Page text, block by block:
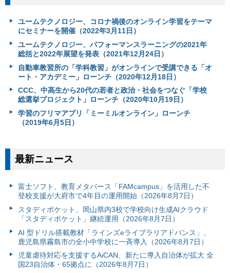
ユームテクノロジー、コロナ禍後のオンライン学習をテーマ
にセミナーを開催（2022年3月11日）
ユームテクノロジー、パフォーマンスラーニングの2021年
総括と2022年展望を発表（2021年12月24日）
自動車教習所の「学科教習」がオンラインで受講できる「オ
ート・アカデミー」ローンチ（2020年12月18日）
CCC、中高生から20代の若者と政治・社会をつなぐ「学校
総選挙プロジェクト」ローンチ（2020年10月19日）
学習のフリマアプリ「ミーミルオンライン」ローンチ
（2019年6月5日）
最新ニュース
富⼠ソフト、教育メタバース「FAMcampus」を活用した不
登校支援が大府市で4年目の運用開始（2026年8月7日）
スタディポケット、岡山県内3校で学校向け生成AIクラウド
「スタディポケット」継続運用（2026年8月7日）
AI 型ドリル搭載教材「ラインズeライブラリアドバンス」、
鹿児島県霧島市の全小中学校に一斉導入（2026年8月7日）
児童虐待対応を支援するAiCAN、新たに導入自治体が拡大 全
国23自治体・65拠点に（2026年8月7日）